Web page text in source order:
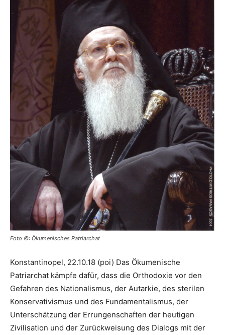
Foto ©: Ökumenisches Patriarchat
Konstantinopel, 22.10.18 (poi) Das Ökumenische
Patriarchat kämpfe dafür, dass die Orthodoxie vor den
Gefahren des Nationalismus, der Autarkie, des sterilen
Konservativismus und des Fundamentalismus, der
Unterschätzung der Errungenschaften der heutigen
Zivilisation und der Zurückweisung des Dialogs mit der